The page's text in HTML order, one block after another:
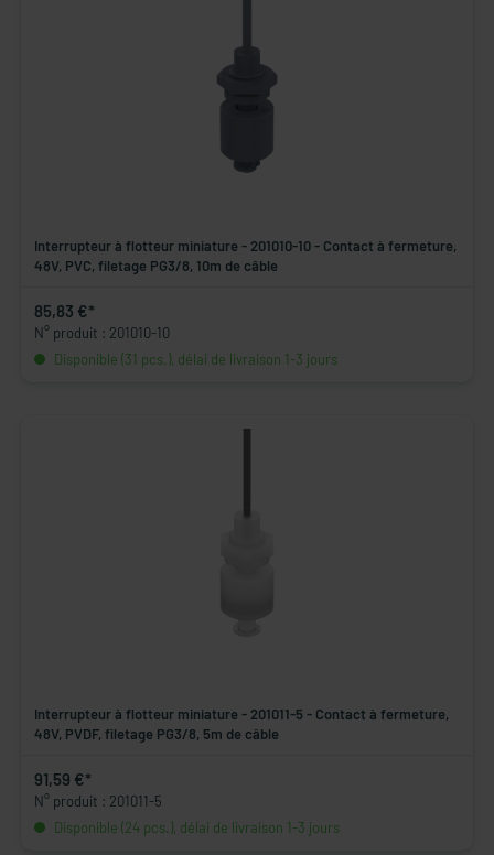
Interrupteur à flotteur miniature - 201010-10 - Contact à fermeture,
48V, PVC, filetage PG3/8, 10m de câble
85,83 €*
N° produit : 201010-10
Disponible (31 pcs.), délai de livraison 1-3 jours
Interrupteur à flotteur miniature - 201011-5 - Contact à fermeture,
48V, PVDF, filetage PG3/8, 5m de câble
91,59 €*
N° produit : 201011-5
Disponible (24 pcs.), délai de livraison 1-3 jours